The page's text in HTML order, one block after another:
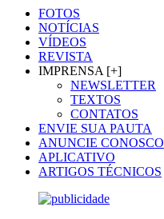
FOTOS
NOTÍCIAS
VÍDEOS
REVISTA
IMPRENSA [+]
NEWSLETTER
TEXTOS
CONTATOS
ENVIE SUA PAUTA
ANUNCIE CONOSCO
APLICATIVO
ARTIGOS TÉCNICOS